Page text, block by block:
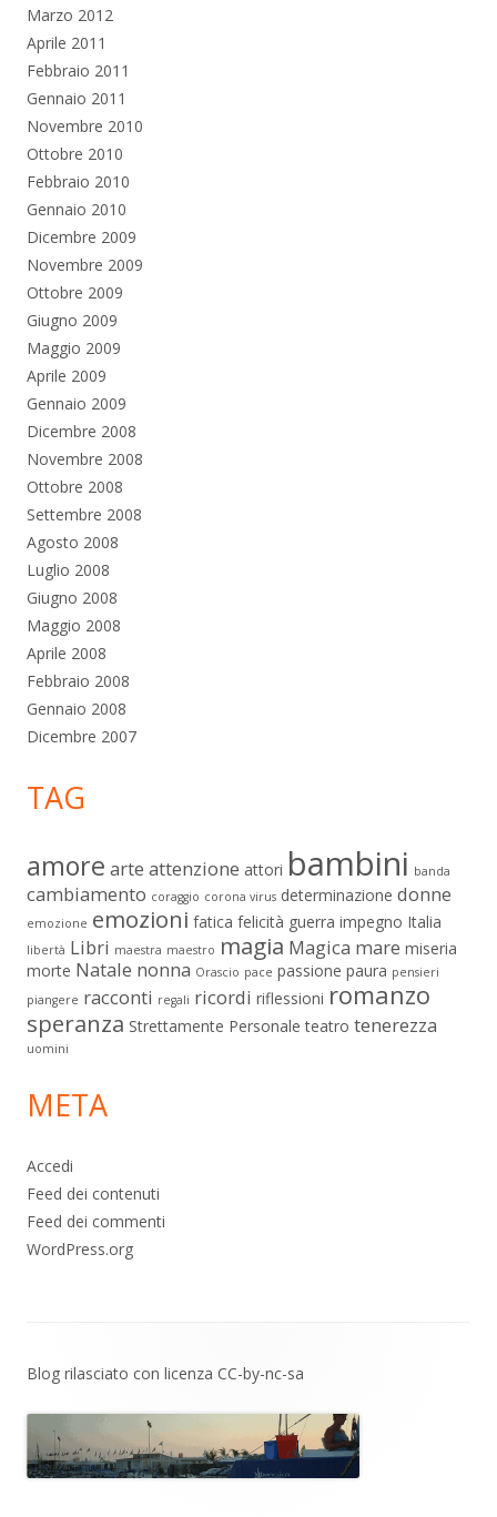
Marzo 2012
Aprile 2011
Febbraio 2011
Gennaio 2011
Novembre 2010
Ottobre 2010
Febbraio 2010
Gennaio 2010
Dicembre 2009
Novembre 2009
Ottobre 2009
Giugno 2009
Maggio 2009
Aprile 2009
Gennaio 2009
Dicembre 2008
Novembre 2008
Ottobre 2008
Settembre 2008
Agosto 2008
Luglio 2008
Giugno 2008
Maggio 2008
Aprile 2008
Febbraio 2008
Gennaio 2008
Dicembre 2007
TAG
amore arte attenzione attori bambini banda
cambiamento coraggio corona virus determinazione donne
emozione emozioni fatica felicità guerra impegno Italia
libertà Libri maestra maestro magia Magica mare miseria
morte Natale nonna Orascio pace passione paura pensieri
piangere racconti regali ricordi riflessioni romanzo
speranza Strettamente Personale teatro tenerezza
uomini
META
Accedi
Feed dei contenuti
Feed dei commenti
WordPress.org
piè
di
pagina
Blog rilasciato con licenza CC-by-nc-sa